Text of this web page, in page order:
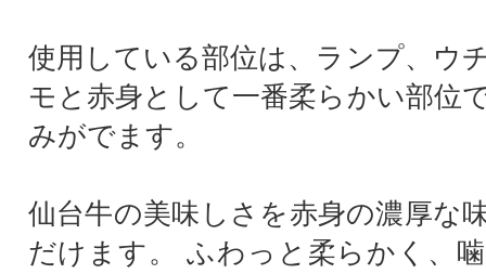
使用している部位は、ランプ、ウ
モと赤身として一番柔らかい部位
みがでます。
仙台牛の美味しさを赤身の濃厚な
だけます。 ふわっと柔らかく、